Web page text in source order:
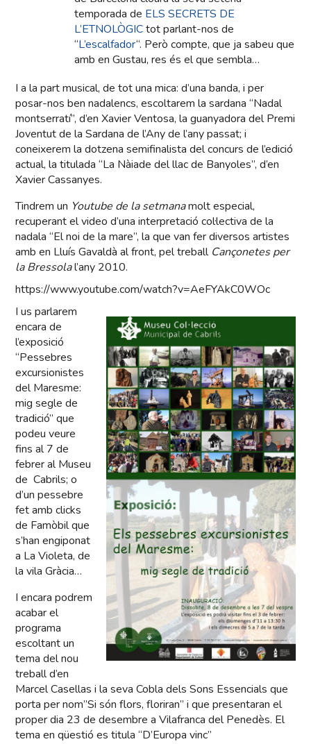
temporada de ELS SECRETS DE
L’ETNOLÒGICtot parlant-nos de
“L’escalfador“. Però compte, que ja sabeu que
amb en Gustau, res és el que sembla…
I a la part musical, de tot una mica: d’una banda, i per
posar-nos ben nadalencs, escoltarem la sardana “Nadal
montserratí”, d’en Xavier Ventosa, la guanyadora del Premi
Joventut de la Sardana de l’Any de l’any passat; i
coneixerem la dotzena semifinalista del concurs de l’edició
actual, la titulada “La Nàiade del llac de Banyoles”, d’en
Xavier Cassanyes.
Tindrem un Youtube de la setmanamolt especial,
recuperant el video d’una interpretació col·lectiva de la
nadala “El noi de la mare”, la que van fer diversos artistes
amb en Lluís Gavaldà al front, pel treball Cançonetes per
la Bressolal’any 2010.
https://www.youtube.com/watch?v=AeFYAkC0WOc
I us parlarem
encara de
l’exposició
“Pessebres
excursionistes
del Maresme:
mig segle de
tradició” que
podeu veure
fins al 7 de
febrer al Museu
de Cabrils; o
d’un pessebre
fet amb clicks
de Famòbil que
s’han engiponat
a La Violeta, de
la vila Gràcia…
I encara podrem
acabar el
programa
escoltant un
tema del nou
treball d’en
Marcel Casellas i la seva Cobla dels Sons Essencials que
porta per nom”Si són flors, floriran” i que presentaran el
proper dia 23 de desembre a Vilafranca del Penedès. El
tema en qüestió es titula “D’Europa vinc”